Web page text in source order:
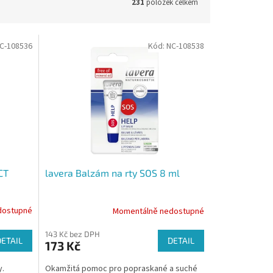
231 položek celkem
108536
lavera Balzám na rty SOS 8 ml
Momentálně nedostupné
143 Kč bez DPH
173 Kč DETAIL
Okamžitá pomoc pro popraskané a suché
Kód: NC-108538